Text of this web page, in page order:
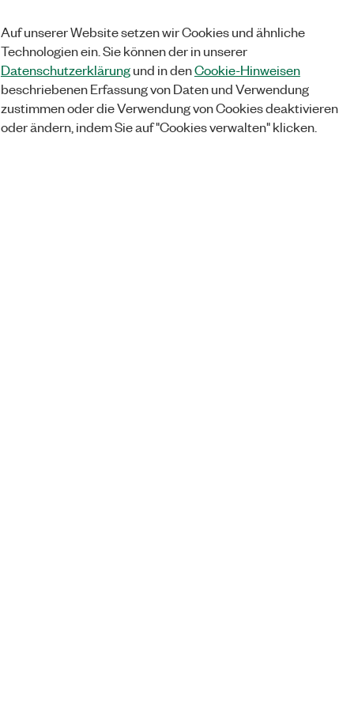
Auf unserer Website setzen wir Cookies und ähnliche
Technologien ein. Sie können der in unserer
Datenschutzerklärungund in denCookie-Hinweisen
beschriebenen Erfassung von Daten und Verwendung
zustimmen oder die Verwendung von Cookies deaktivieren
oder ändern, indem Sie auf "Cookies verwalten" klicken.